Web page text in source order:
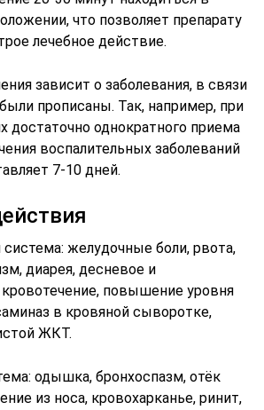
что позволяет препарату
лечебное действие.
зависит о заболевания, в связи
прописаны. Так, например, при
достаточно однократного приема
воспалительных заболеваний
7-10 дней.
желудочные боли, рвота,
диарея, десневое и
повышение уровня
в кровяной сыворотке,
ЖКТ.
одышка, бронхоспазм, отёк
из носа, кровохарканье, ринит,